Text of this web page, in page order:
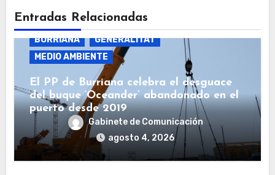
Entradas Relacionadas
BURRIANA
GENERALITAT
MEDIO AMBIENTE
El PP de Burriana celebra el desguace
del buque ‘Oceander’ abandonado en el
puerto desde 2019
Gabinete de Comunicación
agosto 4, 2026